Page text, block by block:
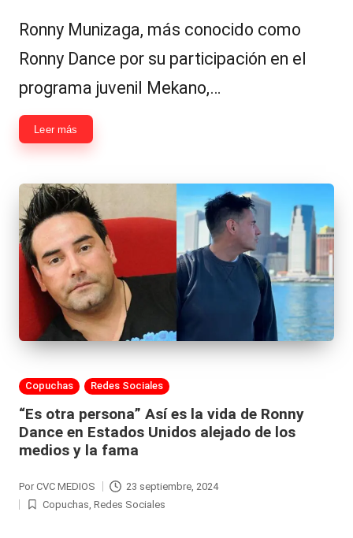
d
e
s
|
L
a
C
V
C
Ronny Munizaga, más conocido como
Ronny Dance por su participación en el
programa juvenil Mekano,…
Leer más
Publicada
Copuchas Redes Sociales
“Es otra persona” Así es la vida de Ronny
Dance en Estados Unidos alejado de los
medios y la fama
por
Por CVC MEDIOS 23 septiembre, 2024
Publicada
Copuchas Redes Sociales